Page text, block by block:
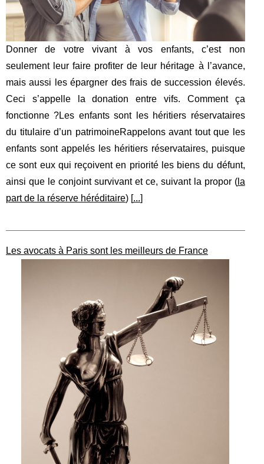
Donner de votre vivant à vos enfants, c’est non
seulement leur faire profiter de leur héritage à l’avance,
mais aussi les épargner des frais de succession élevés.
Ceci s’appelle la donation entre vifs. Comment ça
fonctionne ?Les enfants sont les héritiers réservataires
du titulaire d’un patrimoineRappelons avant tout que les
enfants sont appelés les héritiers réservataires, puisque
ce sont eux qui reçoivent en priorité les biens du défunt,
ainsi que le conjoint survivant et ce, suivant la propor (la
part de la réserve héréditaire) [...]
Les avocats à Paris sont les meilleurs de France